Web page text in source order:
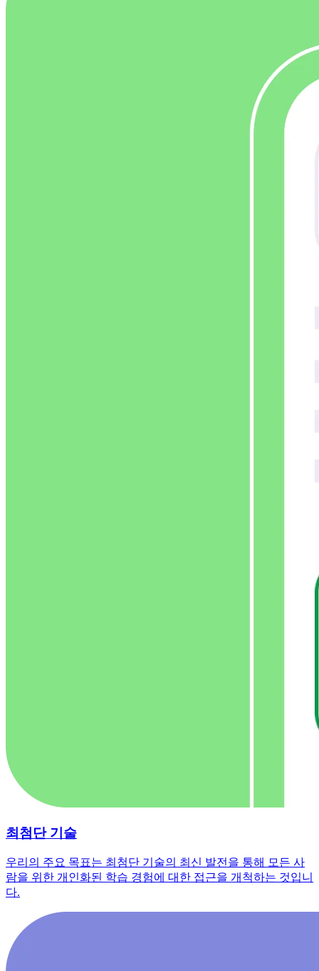
최첨단 기술
우리의 주요 목표는 최첨단 기술의 최신 발전을 통해 모든 사
람을 위한 개인화된 학습 경험에 대한 접근을 개척하는 것입니
다.